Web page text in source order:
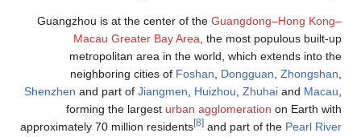
Guangzhou is at the center of theGuangdong–Hong
Macau Greater Bay Area, the most populous
metropolitan area in the world, which extends
neighboring cities of
Foshan,Dongguan,
Shenzhenand part ofJiangmen, Huizhou ,Zhuhaiand
forming the largesturban agglomerationon
approximately 70 million residents
and part of thePearl